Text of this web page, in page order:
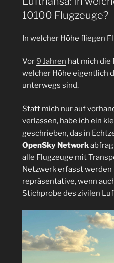
OpenSky
10100 Flugzeuge?
In welcher Höhe fliegen
Vor9 Jahren hat mich die
welcher Höhe eigentlich
unterwegs sind.
Statt mich nur auf
verlassen, habe ich ein
geschrieben, das in
OpenSky Network
alle Flugzeuge mit
Netzwerk erfasst werden
repräsentative, wenn
Stichprobe des zivilen